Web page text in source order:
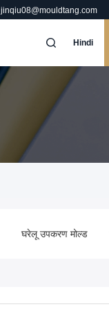
jinqiu08@mouldtang.com
Hindi
घरेलू उपकरण मोल्ड